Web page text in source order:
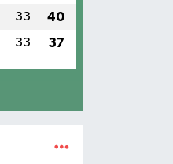
33 40
33 37